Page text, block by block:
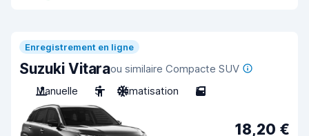
Enregistrement en ligne
Suzuki Vitaraou similaire Compacte SUV
Manuelle
5 Climatisation 5
18,20 €